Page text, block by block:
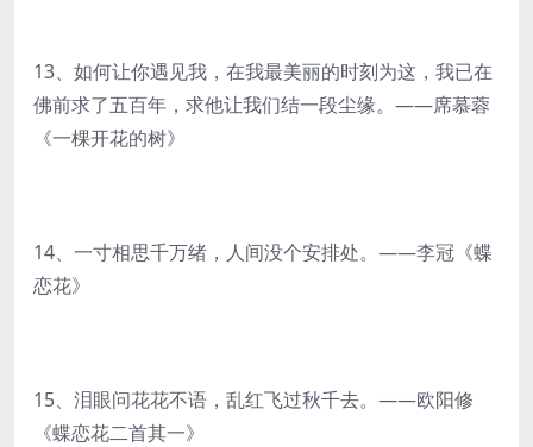
13、如何让你遇见我，在我最美丽的时刻为这，我已在
佛前求了五百年，求他让我们结一段尘缘。——席慕蓉
《一棵开花的树》
14、一寸相思千万绪，人间没个安排处。——李冠《蝶
恋花》
15、泪眼问花花不语，乱红飞过秋千去。——欧阳修
《蝶恋花二首其一》